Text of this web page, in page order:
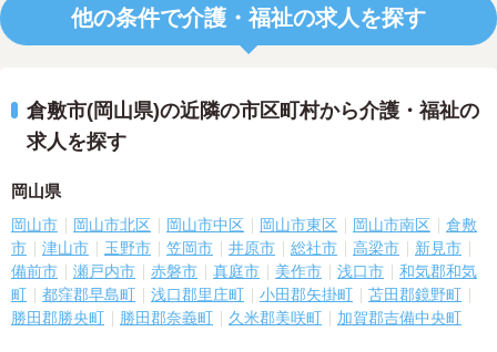
他の条件で介護・福祉の求人を探す
倉敷市(岡山県)の近隣の市区町村から介護・福祉の
求人を探す
岡山県
岡山市 岡山市北区 岡山市中区 岡山市東区 岡山市南区
倉敷
市
津山市 玉野市 笠岡市 井原市 総社市 高梁市
新見市
備前市
瀬戸内市 赤磐市 真庭市 美作市 浅口市
和気郡和気
町
都窪郡早島町 浅口郡里庄町 小田郡矢掛町
苫田郡鏡野町
勝田郡勝央町
勝田郡奈義町 久米郡美咲町 加賀郡吉備中央町